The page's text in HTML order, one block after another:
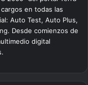
en todas las
Auto Test, Auto Plus,
Desde comienzos de
digital